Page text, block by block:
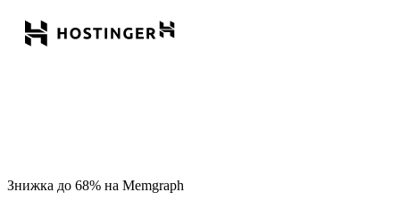
Знижка до 68% на Memgraph